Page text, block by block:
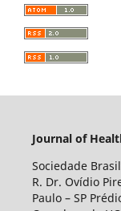
Journal of
Sociedade
R. Dr. Ovídio
Paulo – SP